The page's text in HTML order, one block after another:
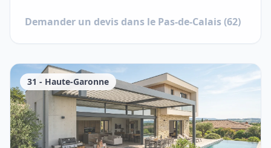
Demander un devis dans le Pas-de-Calais(62)
31 - Haute-Garonne